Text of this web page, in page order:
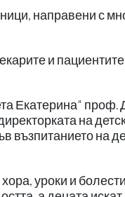
направени с
и
Екатерина" проф.
на
възпитанието на
уроки и